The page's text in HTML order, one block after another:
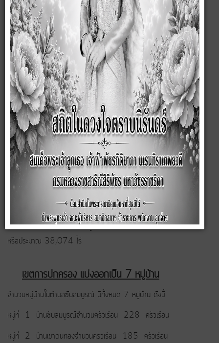
เป็นจำนวนมาก ส่วนในฤดูแล้งน้ำจะแห้งขอด
ที่ตั้ง
องค์การบริหารส่วนตำบลซับสมบูรณ์ ตั้งอยู่ที่ หมู่ที่ 1 ตำบลซับสมบูรณ์
อำเภอลำสนธิ จังหวัดลพบุรี ระยะทางห่างจากอำเภอลำสนธิ ประมาณ 15
กิโลเมตร
อาณาเขต
ทิศเหนือ ติดต่อกับ ตำบลหนองรี อำเภอลำสนธิ จังหวัดลพบุรี
ทิศใต้ติดต่อกับตำบลเขาน้อย อำเภอลำสนธิ จังหวัดลพบุรี
ทิศตะวันออกติดต่อกับ ตำบลหนองรี อำเภอลำสนธิ จังหวัดลพบุรี
ทิศตะวันตกติดต่อกับตำบลนาโสมและตำบลซับตะเคียน อำเภอชัยบาดาล
องค์การบริหารส่วนตำบลซับสมบูรณ์ มีพื้นที่ประมาณ 48 ตารางกิโลเมตร
หรือประมาณ 38,074 ไร่
เขตการปกครอง แบ่งออกเป็น 7 หมู่บ้าน
จำนวนหมู่บ้านในตำบลซับสมบูรณ์ มีทั้งหมด 7 หมู่บ้าน ดังนี้
หมู่ที่ 1 บ้านซับสมบูรณ์จำนวนครัวเรือน 228 ครัวเรือน
หมู่ที่ 2 บ้านเขาดินทองจำนวนครัวเรือน 185 ครัวเรือน